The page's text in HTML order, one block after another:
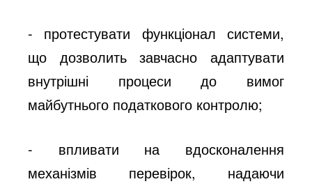
- протестувати функціонал системи,
що дозволить завчасно адаптувати
внутрішні процеси до вимог
майбутнього податкового контролю;
- впливати на вдосконалення
механізмів перевірок, надаючи